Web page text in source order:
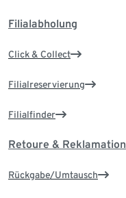
Filialabholung
Click & Collect
Filialreservierung
Filialfinder
Retoure & Reklamation
Rückgabe/Umtausch